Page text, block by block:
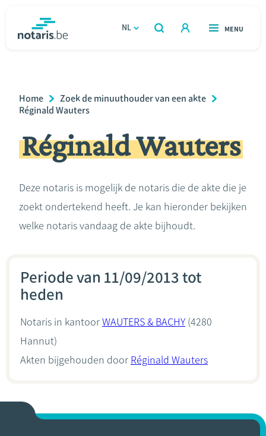
gaan
NL
OPEN
ZOEKEN
OPEN
MENU
Relatie & samenleven
Erven & schenken
Over de notaris
Breadcrumb
Home
Zoek de minuuthouder van een akte
Réginald Wauters
Réginald Wauters
Deze notaris is mogelijk de notaris die de akte die je
zoekt ondertekend heeft. Je kan hieronder bekijken
welke notaris vandaag de akte bijhoudt.
Periode van 11/09/2013 tot
heden
Notaris in kantoorWAUTERS & BACHY (4280
Hannut)
Akten bijgehouden door Réginald Wauters